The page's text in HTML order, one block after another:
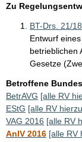
Zu
BT-Drs. 21/
Entwurf
betrieblichen
Gesetze
Betroffene
BetrAVG [alle RV
EStG [alle RV
VAG 2016 [alle RV
AnlV 2016 [alle RV